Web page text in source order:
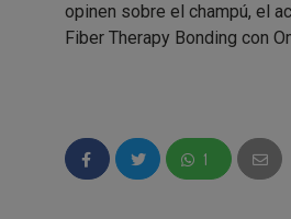
opinen sobre el champú, el
Fiber Therapy Bonding con
,
En la Web del
probar el producto y
1